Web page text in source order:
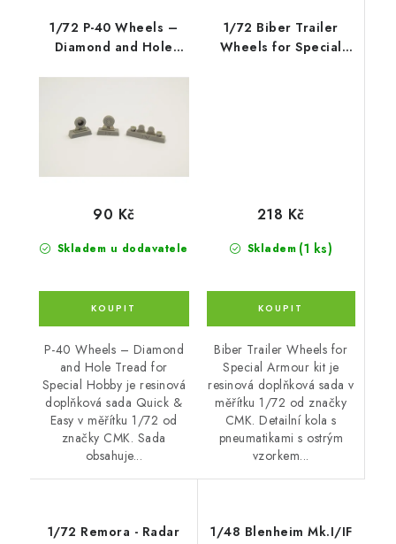
1/72 P-40 Wheels –
Diamond and Hole
Skladem u dodavatele
90 Kč
P-40 Wheels – Diamond
and Hole Tread for
Special Hobby je resinová
doplňková sada Quick &
Easy v měřítku 1/72 od
značky CMK. Sada
obsahuje...
1/72 Biber Trailer
Wheels for Special
Skladem (1 ks)
218 Kč
Biber Trailer Wheels for
Special Armour kit je
resinová doplňková sada v
měřítku 1/72 od značky
CMK. Detailní kola s
pneumatikami s ostrým
vzorkem...
1/72 Remora - Radar
1/48 Blenheim Mk.I/IF